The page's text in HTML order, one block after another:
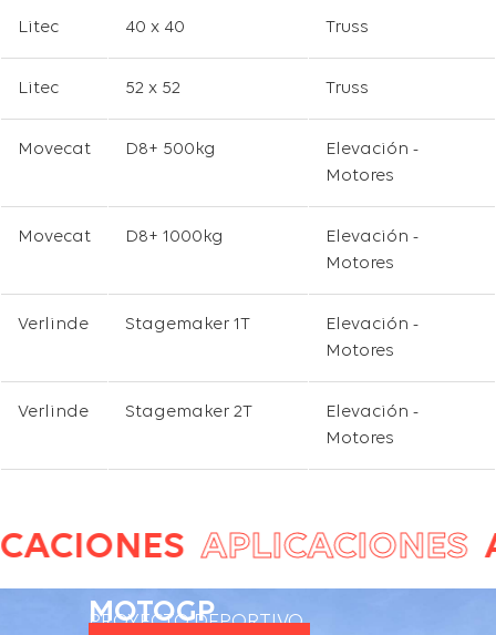
Litec 40 x 40 Truss
Litec 52 x 52 Truss
Movecat D8+ 500kg
Elevación -
Motores
Movecat D8+ 1000kg
Elevación -
Motores
Verlinde Stagemaker 1T
Elevación -
Motores
Verlinde Stagemaker 2T
Elevación -
Motores
APLICACIONES
MOTOGP
PROYECTO DEPORTIVO